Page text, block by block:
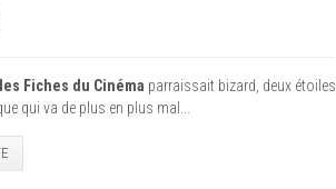
les Fiches du Cinéma parraissait bizard, deux étoiles
qui va de plus en plus mal...